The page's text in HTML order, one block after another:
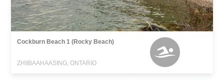
Cockburn Beach 1 (Rocky Beach)
ZHIIBAAHAASING, ONTARIO